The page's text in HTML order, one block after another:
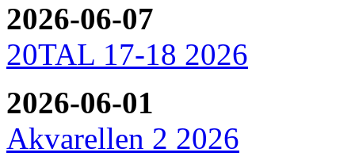
2026-06-07
20TAL 17-18 2026
2026-06-01
Akvarellen 2 2026